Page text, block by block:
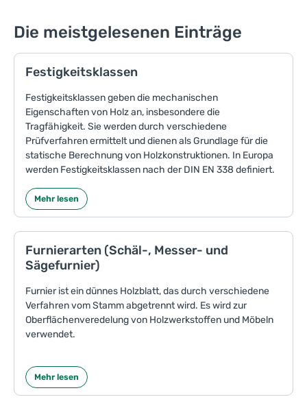
Die meistgelesenen Einträge
Festigkeitsklassen
Festigkeitsklassen geben die mechanischen
Eigenschaften von Holz an, insbesondere die
Tragfähigkeit. Sie werden durch verschiedene
Prüfverfahren ermittelt und dienen als Grundlage für die
statische Berechnung von Holzkonstruktionen. In Europa
werden Festigkeitsklassen nach der DIN EN 338 definiert.
Mehr lesen
Furnierarten (Schäl-, Messer- und
Sägefurnier)
Furnier ist ein dünnes Holzblatt, das durch verschiedene
Verfahren vom Stamm abgetrennt wird. Es wird zur
Oberflächenveredelung von Holzwerkstoffen und Möbeln
verwendet.
Mehr lesen